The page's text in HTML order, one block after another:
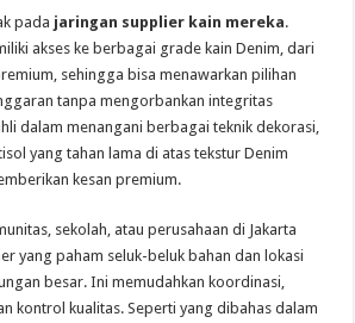
pada jaringan supplier kain mereka.
akses ke berbagai grade kain Denim, dari
sehingga bisa menawarkan pilihan
tanpa mengorbankan integritas
dalam menangani berbagai teknik dekorasi,
yang tahan lama di atas tekstur Denim
kesan premium.
sekolah, atau perusahaan di Jakarta
yang paham seluk-beluk bahan dan lokasi
besar. Ini memudahkan koordinasi,
kontrol kualitas. Seperti yang dibahas dalam